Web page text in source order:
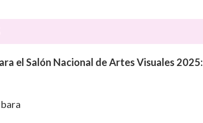
el Salón Nacional de Artes Visuales 2025: